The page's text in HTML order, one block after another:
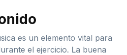
es un elemento vital para
el ejercicio. La buena